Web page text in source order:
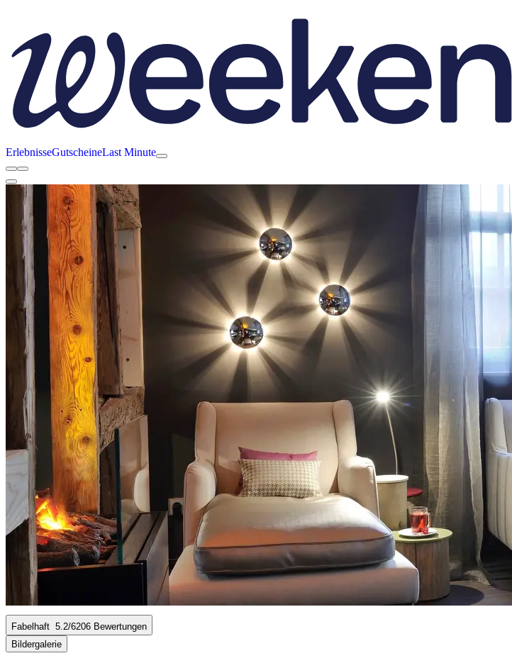
ErlebnisseGutscheineLast Minute
Fabelhaft 5.2/6206 Bewertungen
Bildergalerie